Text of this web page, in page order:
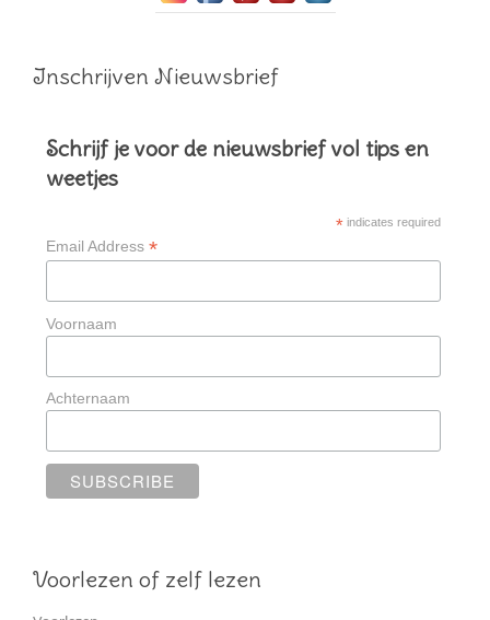
Inschrijven Nieuwsbrief
Schrijf je voor de nieuwsbrief vol tips en
weetjes
*indicates required
Email Address *
Voornaam
Achternaam
Voorlezen of zelf lezen